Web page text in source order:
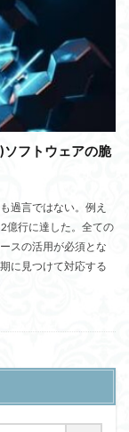
フトウェアの脆
過言ではない。例え
億行に達した。全ての
スの活用が必須とな
に見つけて対応する